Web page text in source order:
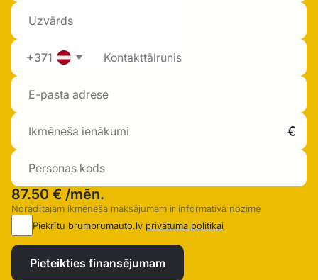
+371
87.50 € /mēn.
Norādītajam ikmēneša maksājumam ir informatīva nozīme
Piekrītu brumbrumauto.lv privātuma politikai
Pieteikties finansējumam